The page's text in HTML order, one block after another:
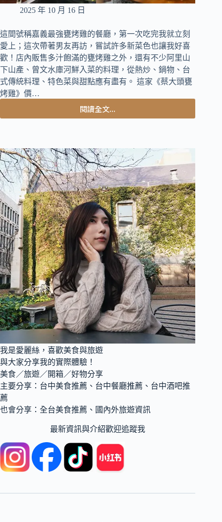
2025 年 10 月 16 日
這間號稱嘉義最強甕烤雞的餐廳，第一次吃完我就立刻
愛上；這次帶著男友再訪，嘗試許多新菜色也讓我好喜
歡！店內販售多汁飽滿的甕烤雞之外，還有不少阿里山
下山產、曾文水庫河鮮入菜的料理，從熱炒、鍋物、台
式傳統料理、特色菜與甜點應有盡有。 這家《蔡大頭甕
烤雞》價…
閱讀全文...
嘉
美
食
｜
號
稱
最
強
甕
烤
雞
餐
廳，
數
十
道
熱
炒
與
鍋
物，
汁
烤
吮
指
回
味
我是愛麗絲，喜歡美食與旅遊
與大家分享我的實際體驗！
美食／旅遊／開箱／好物分享
主要分享：台中美食推薦、台中餐廳推薦、台中酒吧推
薦
也會分享：全台美食推薦、國內外旅遊資訊
最新資訊與介紹歡迎追蹤我